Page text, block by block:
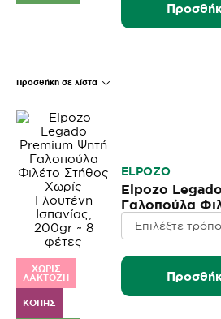
Προσθήκη σε λίστα
ΧΩΡΊΣ
ΛΑΚΤΌΖΗ
ΚΟΠΉΣ
ELPOZO
Elpozo
Γαλοπούλα
Γλουτένη
φέτες